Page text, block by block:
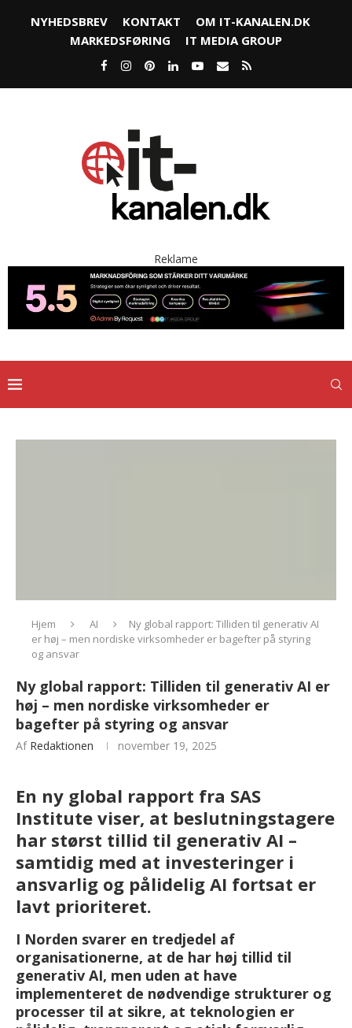
NYHEDSBREV KONTAKT
OM IT-KANALEN.DK
MARKEDSFØRING
IT MEDIA GROUP
Reklame
Hjem AI
Ny global rapport: Tilliden til generativ AI
er høj – men nordiske virksomheder er bagefter på styring
og ansvar
Ny global rapport: Tilliden til generativ AI er
høj – men nordiske virksomheder er
bagefter på styring og ansvar
Af Redaktionen november 19, 2025
En ny global rapport fra SAS
Institute viser, at beslutningstagere
har størst tillid til generativ AI –
samtidig med at investeringer i
ansvarlig og pålidelig AI fortsat er
lavt prioriteret.
I Norden svarer en tredjedel af
organisationerne, at de har høj tillid til
generativ AI, men uden at have
implementeret de nødvendige strukturer og
processer til at sikre, at teknologien er